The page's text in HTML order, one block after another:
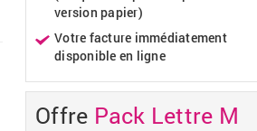
version papier)
Votre facture immédiatement
disponible en ligne
Offre Pack Lettre M